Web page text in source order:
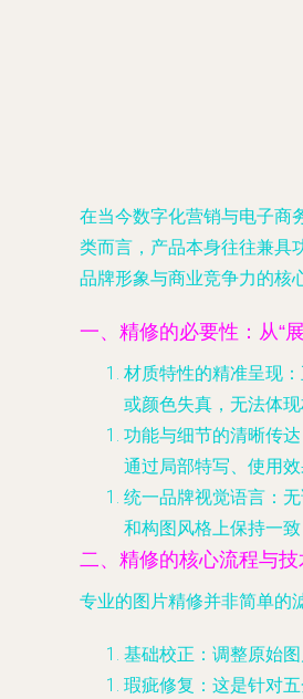
在当今数字化营销与电子商
类而言，产品本身往往兼具
品牌形象与商业竞争力的核
一、精修的必要性：从“
材质特性的精准呈现
或颜色失真，无法体
功能与细节的清晰传达
通过局部特写、使用
统一品牌视觉语言 ：
和构图风格上保持一
二、精修的核心流程与技
专业的图片精修并非简单的
基础校正 ：调整原始
瑕疵修复 ：这是针对